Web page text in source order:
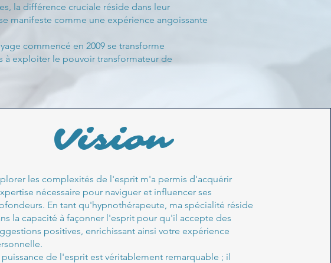
la différence cruciale réside dans leur
manifeste comme une expérience angoissante
commencé en 2009 se transforme
à exploiter le pouvoir transformateur de
Vision
les complexités de l'esprit m'a permis d'acquérir
nécessaire pour naviguer et influencer ses
En tant qu'hypnothérapeute, ma spécialité réside
la capacité à façonner l'esprit pour qu'il accepte des
positives, enrichissant ainsi votre expérience
puissance de l'esprit est véritablement remarquable ; il